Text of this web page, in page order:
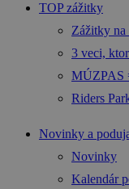
TOP zážitky
Zážitky na
3 veci,
MÚZPAS
Riders
Novinky a
Novinky
Kalendár